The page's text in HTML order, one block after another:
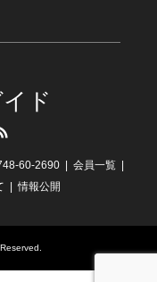
ド
60-2690
会員一覧
情報公開